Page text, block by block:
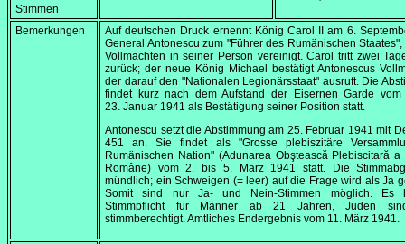
Stimmen
Bemerkungen Auf deutschen Druck ernennt König Carol II am 6.
General Antonescu zum "Führer des Rumänischen
Vollmachten in seiner Person vereinigt. Carol tritt zwei
zurück; der neue König Michael bestätigt Antonescus
der darauf den "Nationalen Legionärsstaat" ausruft. Die
findet kurz nach dem Aufstand der Eisernen Garde
23. Januar 1941 als Bestätigung seiner Position statt.
Antonescu setzt die Abstimmung am 25. Februar 1941 mit
451 an. Sie findet als "Grosse plebiszitäre
Rumänischen Nation" (Adunarea Obştească Plebiscitară a
Române) vom 2. bis 5. März 1941 statt. Die
mündlich; ein Schweigen (= leer) auf die Frage wird als Ja
Somit sind nur Ja- und Nein-Stimmen möglich. Es
Stimmpflicht für Männer ab 21 Jahren, Juden
stimmberechtigt. Amtliches Endergebnis vom 11. März 1941.